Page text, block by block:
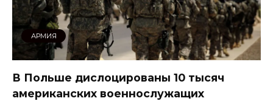
АРМИЯ
В Польше дислоцированы 10 тысяч
американских военнослужащих